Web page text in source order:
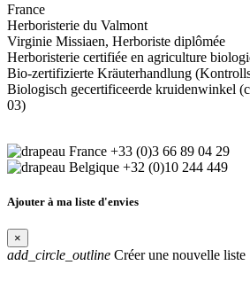
France
Herboristerie du Valmont
Virginie Missiaen, Herboriste diplômée
Herboristerie certifiée en agriculture
Bio-zertifizierte Kräuterhandlung
Biologisch gecertificeerde kruidenwinkel
03)
+33 (0)3 66 89 04 29
+32 (0)10 244 449
Ajouter à ma liste d'envies
×
add_circle_outline Créer une nouvelle liste